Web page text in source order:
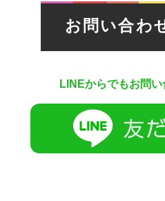
お問い合わ
LINEからでもお問い